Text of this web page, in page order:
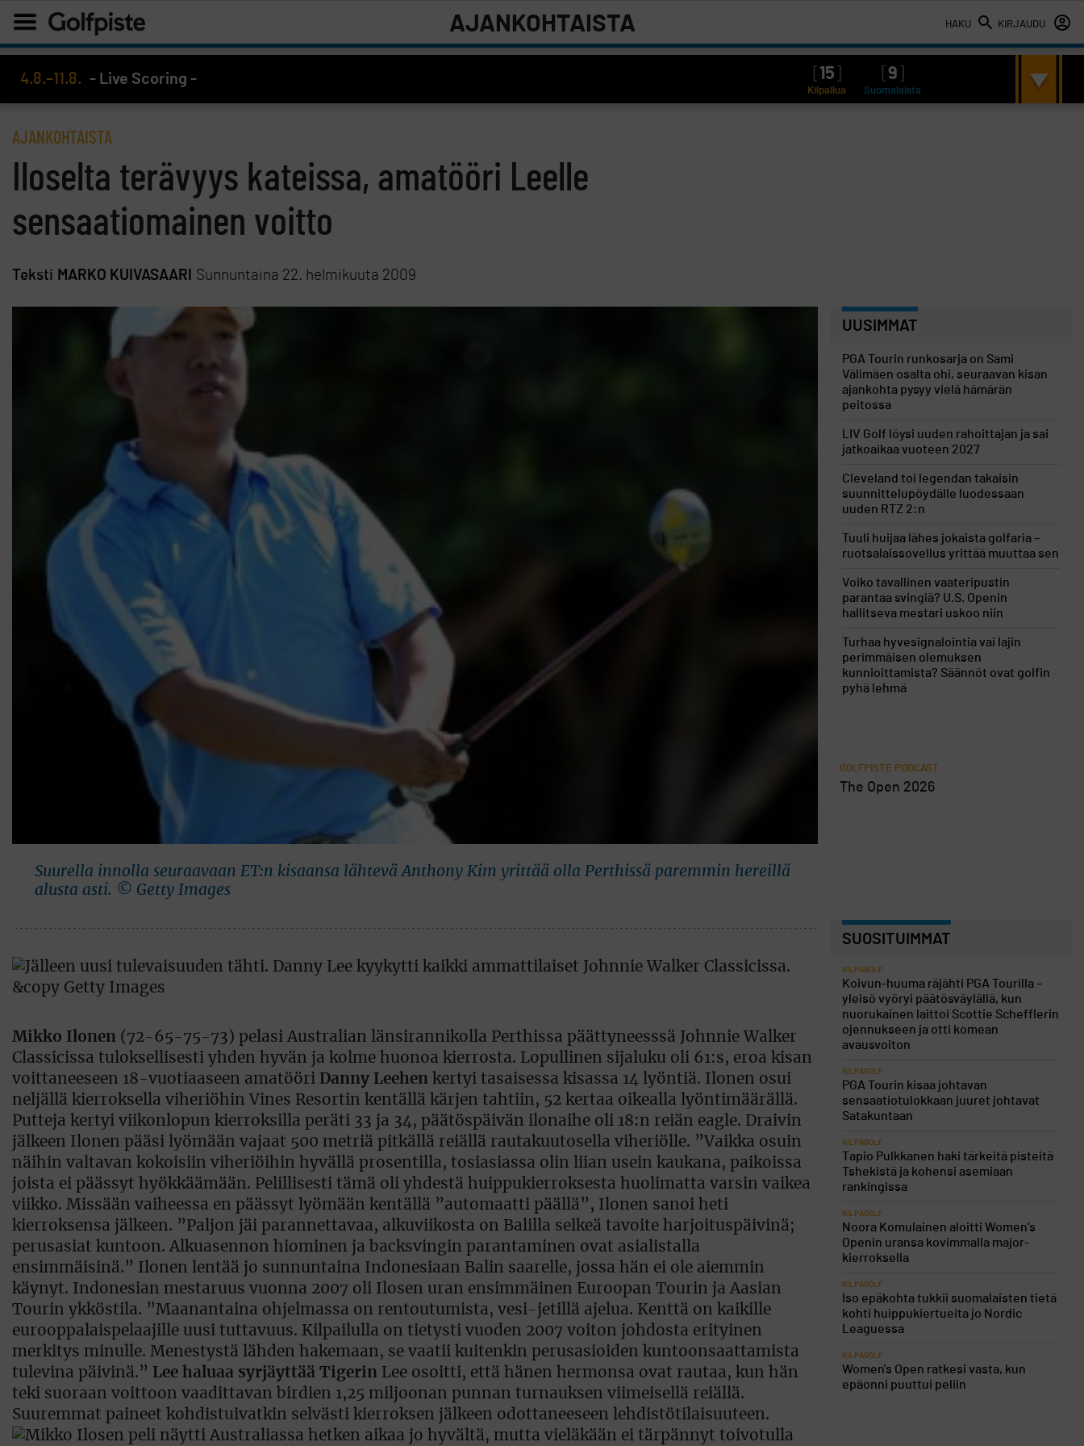
HAKU KIRJAUDU
AJANKOHTAISTA
4.8.–11.8. - Live Scoring - 15 9
Kilpailua Suomalaista
AJANKOHTAISTA
Iloselta terävyys kateissa, amatööri Leelle
sensaatiomainen voitto
Teksti MARKO KUIVASAARI Sunnuntaina 22. helmikuuta 2009
Suurella innolla seuraavaan ET:n kisaansa lähtevä Anthony Kim yrittää olla Perthissä paremmin hereillä
alusta asti. © Getty Images
Mikko Ilonen (72-65-75-73) pelasi Australian länsirannikolla Perthissa päättyneesssä Johnnie Walker
Classicissa tuloksellisesti yhden hyvän ja kolme huonoa kierrosta. Lopullinen sijaluku oli 61:s, eroa kisan
voittaneeseen 18-vuotiaaseen amatööri Danny Leehen kertyi tasaisessa kisassa 14 lyöntiä. Ilonen osui
neljällä kierroksella viheriöhin Vines Resortin kentällä kärjen tahtiin, 52 kertaa oikealla lyöntimäärällä.
Putteja kertyi viikonlopun kierroksilla peräti 33 ja 34, päätöspäivän ilonaihe oli 18:n reiän eagle. Draivin
jälkeen Ilonen pääsi lyömään vajaat 500 metriä pitkällä reiällä rautakuutosella viheriölle. ”Vaikka osuin
näihin valtavan kokoisiin viheriöihin hyvällä prosentilla, tosiasiassa olin liian usein kaukana, paikoissa
joista ei päässyt hyökkäämään. Pelillisesti tämä oli yhdestä huippukierroksesta huolimatta varsin vaikea
viikko. Missään vaiheessa en päässyt lyömään kentällä ”automaatti päällä”, Ilonen sanoi heti
kierroksensa jälkeen. ”Paljon jäi parannettavaa, alkuviikosta on Balilla selkeä tavoite harjoituspäivinä;
perusasiat kuntoon. Alkuasennon hiominen ja backsvingin parantaminen ovat asialistalla
ensimmäisinä.” Ilonen lentää jo sunnuntaina Indonesiaan Balin saarelle, jossa hän ei ole aiemmin
käynyt. Indonesian mestaruus vuonna 2007 oli Ilosen uran ensimmäinen Euroopan Tourin ja Aasian
Tourin ykköstila. ”Maanantaina ohjelmassa on rentoutumista, vesi-jetillä ajelua. Kenttä on kaikille
eurooppalaispelaajille uusi tuttavuus. Kilpailulla on tietysti vuoden 2007 voiton johdosta erityinen
merkitys minulle. Menestystä lähden hakemaan, se vaatii kuitenkin perusasioiden kuntoonsaattamista
tulevina päivinä.” Lee haluaa syrjäyttää Tigerin Lee osoitti, että hänen hermonsa ovat rautaa, kun hän
teki suoraan voittoon vaadittavan birdien 1,25 miljoonan punnan turnauksen viimeisellä reiällä.
Suuremmat paineet kohdistuivatkin selvästi kierroksen jälkeen odottaneeseen lehdistötilaisuuteen.
UUSIMMAT
PGA Tourin runkosarja on Sami
Välimäen osalta ohi, seuraavan kisan
ajankohta pysyy vielä hämärän
peitossa
LIV Golf löysi uuden rahoittajan ja sai
jatkoaikaa vuoteen 2027
Cleveland toi legendan takaisin
suunnittelupöydälle luodessaan
uuden RTZ 2:n
Tuuli huijaa lähes jokaista golfaria –
ruotsalaissovellus yrittää muuttaa sen
Voiko tavallinen vaateripustin
parantaa svingiä? U.S. Openin
hallitseva mestari uskoo niin
Turhaa hyvesignalointia vai lajin
perimmäisen olemuksen
kunnioittamista? Säännöt ovat golfin
pyhä lehmä
GOLFPISTE PODCAST
The Open 2026
SUOSITUIMMAT
KILPAGOLF
Koivun-huuma räjähti PGA Tourilla –
yleisö vyöryi päätösväylällä, kun
nuorukainen laittoi Scottie Schefflerin
ojennukseen ja otti komean
avausvoiton
KILPAGOLF
PGA Tourin kisaa johtavan
sensaatiotulokkaan juuret johtavat
Satakuntaan
KILPAGOLF
Tapio Pulkkanen haki tärkeitä pisteitä
Tshekistä ja kohensi asemiaan
rankingissa
KILPAGOLF
Noora Komulainen aloitti Women’s
Openin uransa kovimmalla major-
kierroksella
KILPAGOLF
Iso epäkohta tukkii suomalaisten tietä
kohti huippukiertueita jo Nordic
Leaguessa
KILPAGOLF
Women's Open ratkesi vasta, kun
epäonni puuttui peliin